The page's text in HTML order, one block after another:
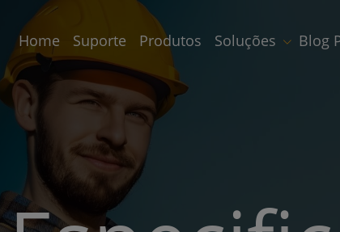
Home Suporte Produtos Soluções Blog